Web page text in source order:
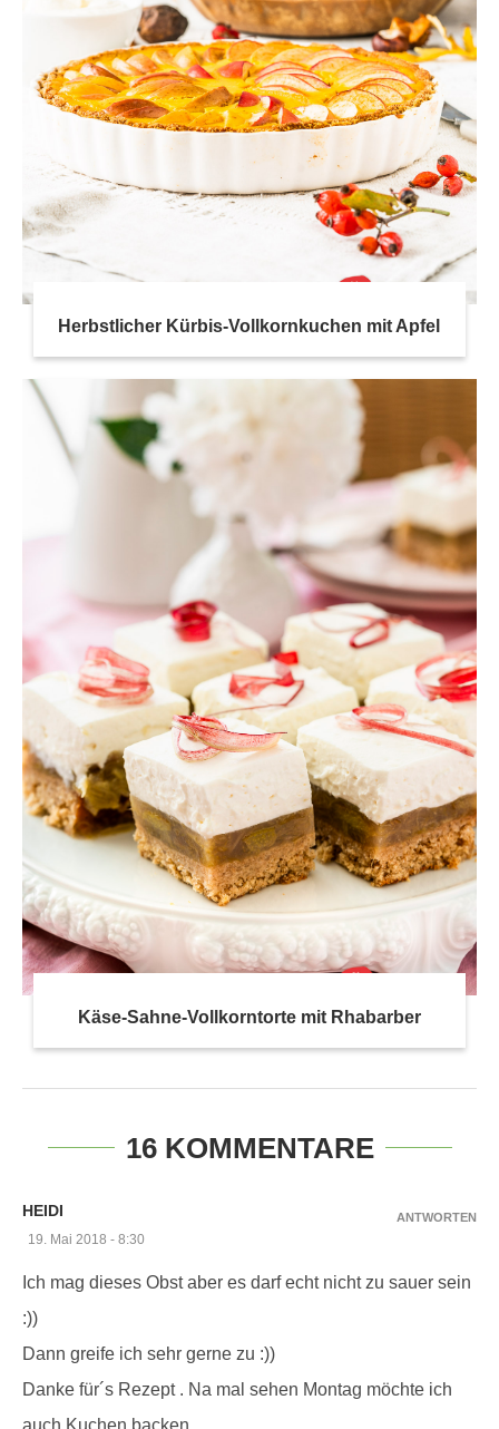
Herbstlicher Kürbis-Vollkornkuchen mit Apfel
Käse-Sahne-Vollkorntorte mit Rhabarber
16 KOMMENTARE
HEIDI
19. Mai 2018 - 8:30
Ich mag dieses Obst aber es darf echt nicht zu sauer sein
:))
Dann greife ich sehr gerne zu :))
Danke für´s Rezept . Na mal sehen Montag möchte ich
auch Kuchen backen
ANTWORTEN